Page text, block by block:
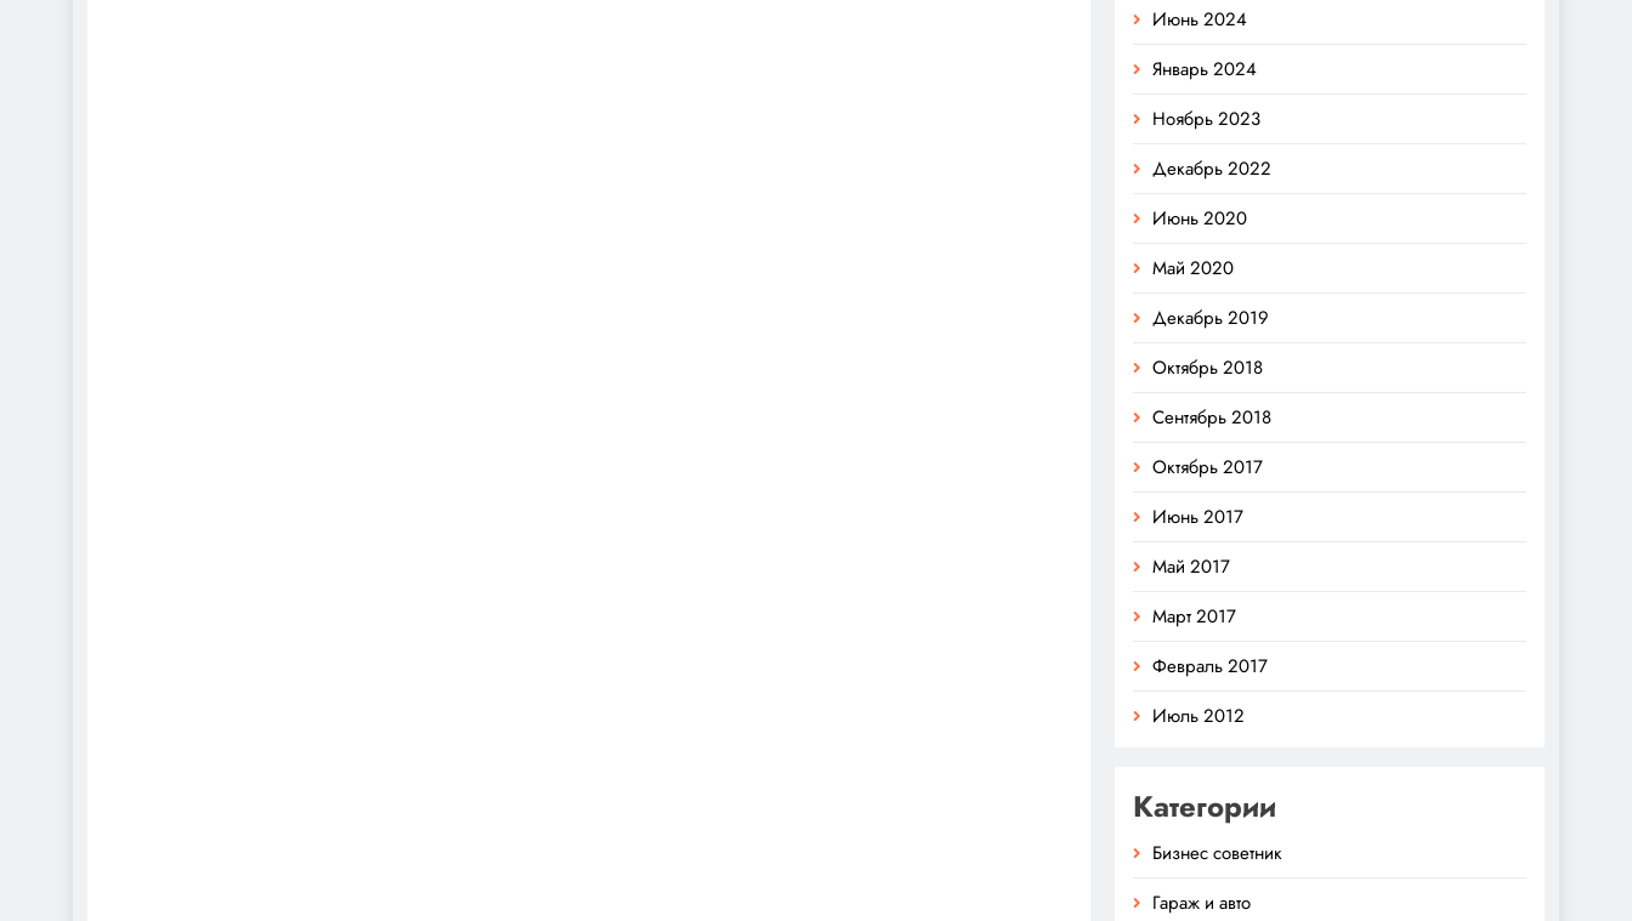
Июнь 2024
Январь 2024
Ноябрь 2023
Декабрь 2022
Июнь 2020
Май 2020
Декабрь 2019
Октябрь 2018
Сентябрь 2018
Октябрь 2017
Июнь 2017
Май 2017
Март 2017
Февраль 2017
Июль 2012
Категории
Бизнес советник
Гараж и авто